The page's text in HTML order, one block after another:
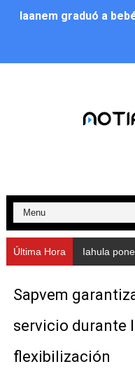
Iaanem graduó a
Alcalde Nelson
Nevado Gas
Balance semestral
Plan Vacacional
Alcaldía del
Fundacite Mérida
INN-Mérida celebró
Última Hora Iahula pone en
Sapvem
servicio durante
flexibilización